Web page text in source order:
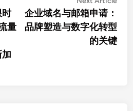
时
量
企业域名与邮箱申请：
品牌塑造与数字化转型
的关键